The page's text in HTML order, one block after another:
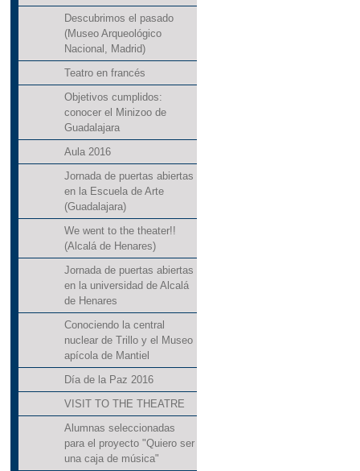
Descubrimos el pasado
(Museo Arqueológico
Nacional, Madrid)
Teatro en francés
Objetivos cumplidos:
conocer el Minizoo de
Guadalajara
Aula 2016
Jornada de puertas abiertas
en la Escuela de Arte
(Guadalajara)
We went to the theater!!
(Alcalá de Henares)
Jornada de puertas abiertas
en la universidad de Alcalá
de Henares
Conociendo la central
nuclear de Trillo y el Museo
apícola de Mantiel
Día de la Paz 2016
VISIT TO THE THEATRE
Alumnas seleccionadas
para el proyecto "Quiero ser
una caja de música"